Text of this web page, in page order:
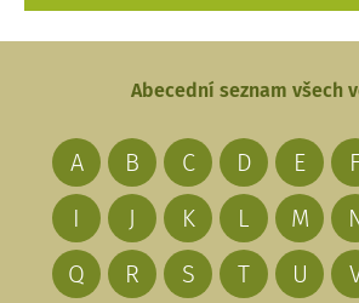
Abecední seznam všech
A B C D E F
I
J K L M
Q
R S T U